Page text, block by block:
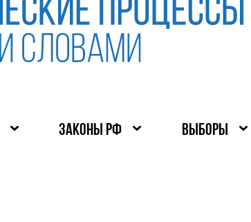
ЗАКОНЫ РФ ВЫБОРЫ